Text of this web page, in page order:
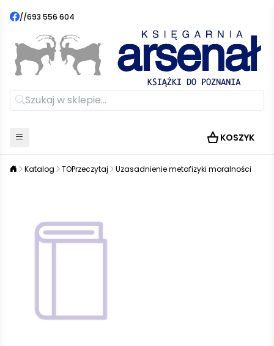
//693 556 604
KOSZYK
Katalog TOPrzeczytaj Uzasadnienie metafizyki moralności